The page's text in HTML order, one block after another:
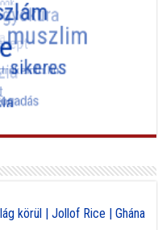
körül | Jollof Rice | Ghána